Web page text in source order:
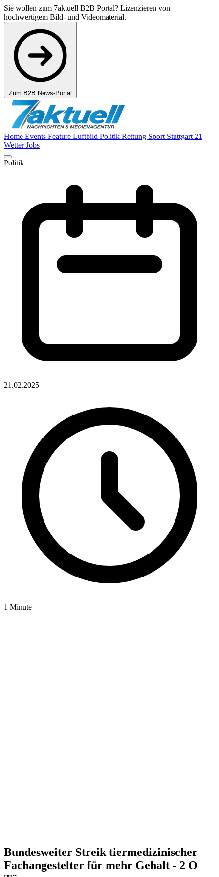
Sie wollen zum 7aktuell B2B Portal? Lizenzieren von
hochwertigem Bild- und Videomaterial.
Zum B2B News-Portal
Home Events Feature Luftbild Politik Rettung Sport Stuttgart 21
WetterJobs
Politik
21.02.2025
1 Minute
Bundesweiter Streik tiermedizinischer
Fachangestelter für mehr Gehalt - 2 O